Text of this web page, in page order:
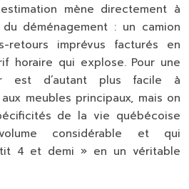
mène directement à
déménagement : un camion
imprévus facturés en
horaire qui explose. Pour une
est d’autant plus facile à
meubles principaux, mais on
de la vie québécoise
considérable et qui
4 et demi » en un véritable